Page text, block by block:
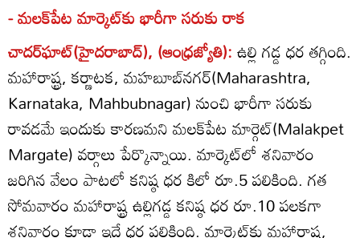
- మలక్‌పేట మార్కెట్‌కు భారీగా సరుకు రాక
చాదర్‌ఘాట్‌(హైదరాబాద్), (ఆంధ్రజ్యోతి):ఉల్లి గడ్డ ధర తగ్గింది.
మహారాష్ట్ర, కర్ణాటక, మహబూబ్‌నగర్‌(Maharashtra,
Karnataka, Mahbubnagar) నుంచి భారీగా సరుకు
రావడమే ఇందుకు కారణమని మలక్‌పేట మార్గెట్‌(Malakpet
Margate) వర్గాలు పేర్కొన్నాయి. మార్కెట్‌లో శనివారం
జరిగిన వేలం పాటలో కనిష్ఠ ధర కిలో రూ.5 పలికింది. గత
సోమవారం మహారాష్ట్ర ఉల్లిగడ్డ కనిష్ఠ ధర రూ.10 పలకగా
శనివారం కూడా ఇదే ధర పలికింది. మార్కెట్‌కు మహారాష్ట్ర,